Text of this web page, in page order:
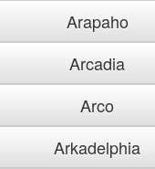
Arapaho
Arcadia
Arco
Arkadelphia